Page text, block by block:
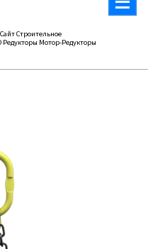
Строительное
Редукторы Мотор-Редукторы